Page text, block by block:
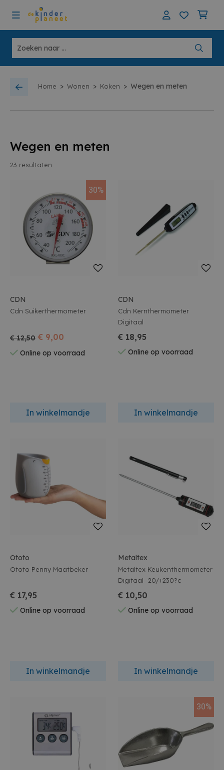
Home > Wonen > Koken > Wegen en meten
Wegen en meten
23 resultaten
30%
CDN
Cdn Suikerthermometer
€ 12,50 € 9,00
Online op voorraad
In winkelmandje
CDN
Cdn Kernthermometer
Digitaal
€ 18,95
Online op voorraad
In winkelmandje
Ototo
Ototo Penny Maatbeker
€ 17,95
Online op voorraad
In winkelmandje
Metaltex
Metaltex Keukenthermometer
Digitaal -20/+230?c
€ 10,50
Online op voorraad
In winkelmandje
30%